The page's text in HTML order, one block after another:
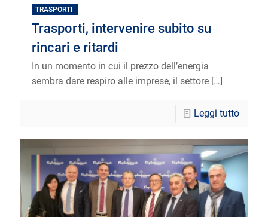
TRASPORTI
Trasporti, intervenire subito su
rincari e ritardi
In un momento in cui il prezzo dell’energia
sembra dare respiro alle imprese, il settore […]
Leggi tutto